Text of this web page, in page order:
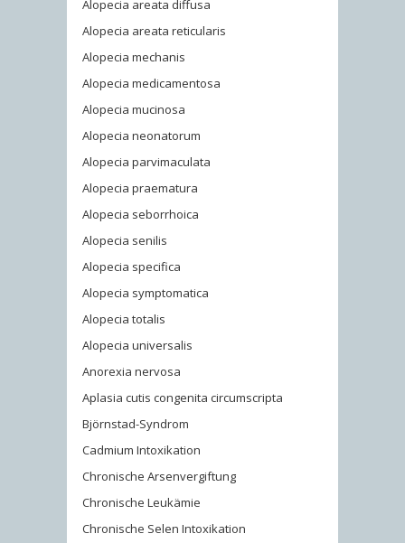
Alopecia areata diffusa
Alopecia areata reticularis
Alopecia mechanis
Alopecia medicamentosa
Alopecia mucinosa
Alopecia neonatorum
Alopecia parvimaculata
Alopecia praematura
Alopecia seborrhoica
Alopecia senilis
Alopecia specifica
Alopecia symptomatica
Alopecia totalis
Alopecia universalis
Anorexia nervosa
Aplasia cutis congenita circumscripta
Björnstad-Syndrom
Cadmium Intoxikation
Chronische Arsenvergiftung
Chronische Leukämie
Chronische Selen Intoxikation